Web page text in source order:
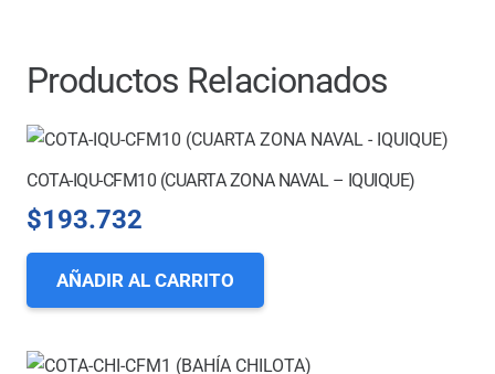
Productos Relacionados
COTA-IQU-CFM10 (CUARTA ZONA NAVAL – IQUIQUE)
$193.732
AÑADIR AL CARRITO